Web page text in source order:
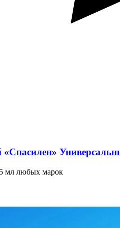
мл любых марок